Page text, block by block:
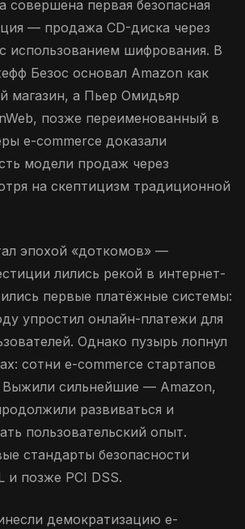
совершена первая безопасная
— продажа CD-диска через
использованием шифрования. В
Безос основал Amazon как
магазин, а Пьер Омидьяр
позже переименованный в
e-commerce доказали
модели продаж через
на скептицизм традиционной
эпохой «доткомов» —
лились рекой в интернет-
первые платёжные системы:
упростил онлайн-платежи для
Однако пузырь лопнул
сотни e-commerce стартапов
Выжили сильнейшие — Amazon,
развиваться и
пользовательский опыт.
стандарты безопасности
и позже PCI DSS.
демократизацию e-